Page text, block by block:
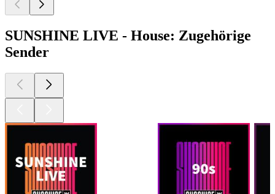
SUNSHINE LIVE - House: Zugehörige
Sender